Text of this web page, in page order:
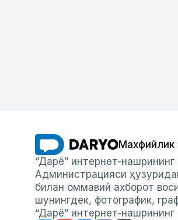
Махфийлик
“Дарё” интернет-
Администрацияси
билан оммавий ахборот
шунингдек, фотографик,
“Дарё” интернет-